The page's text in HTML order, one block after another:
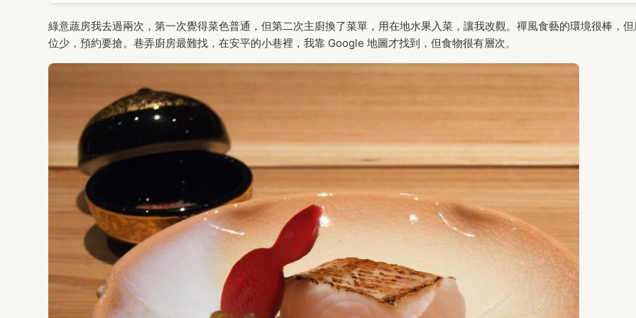
綠意蔬房我去過兩次，第一次覺得菜色普通，但第二次主廚換了菜單，用在地水果入菜，讓我改觀。禪風食藝的環境很棒，
位少，預約要搶。巷弄廚房最難找，在安平的小巷裡，我靠 Google 地圖才找到，但食物很有層次。